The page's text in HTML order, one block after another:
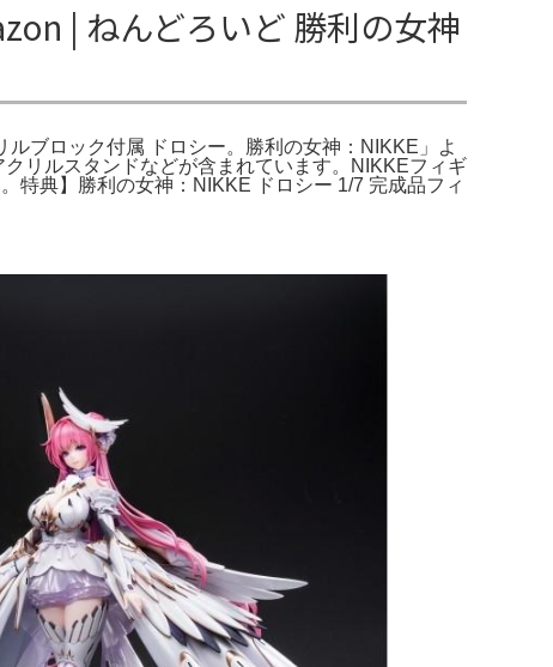
| ねんどろいど 勝利の女神
ブロック付属 ドロシー。勝利の女神：NIKKE」よ
リルスタンドなどが含まれています。NIKKEフィギ
典】勝利の女神：NIKKE ドロシー 1/7 完成品フィ